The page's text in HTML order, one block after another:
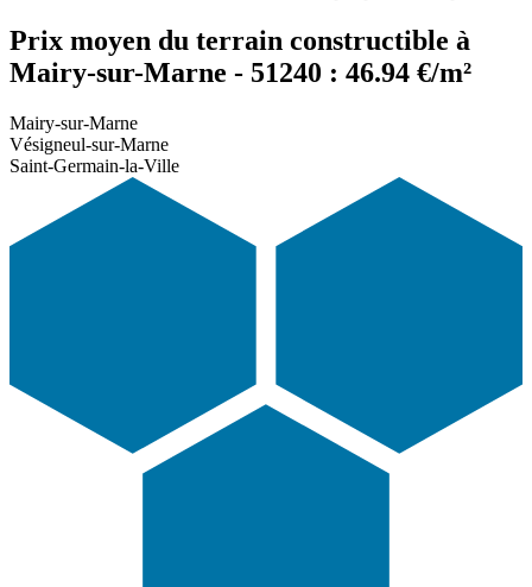
Prix moyen du terrain constructible à
Mairy-sur-Marne - 51240 : 46.94 €/m²
Mairy-sur-Marne
Vésigneul-sur-Marne
Saint-Germain-la-Ville